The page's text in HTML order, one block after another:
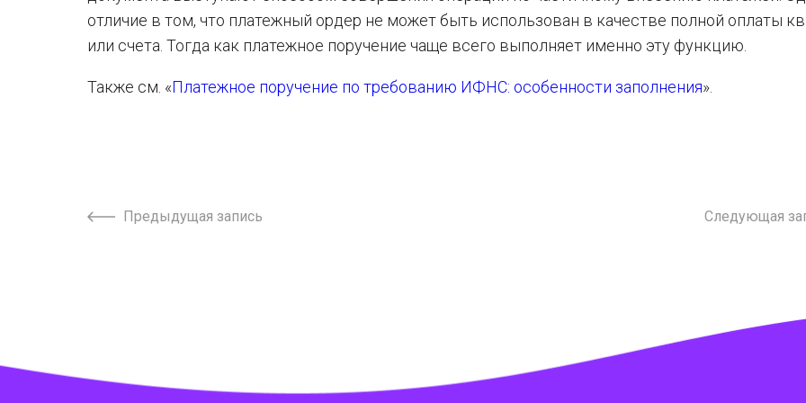
отличие в том, что платежный ордер не может быть использован в качестве полной оплаты
или счета. Тогда как платежное поручение чаще всего выполняет именно эту функцию.
Также см. «Платежное поручение по требованию ИФНС: особенности заполнения».
Предыдущая запись Следующая